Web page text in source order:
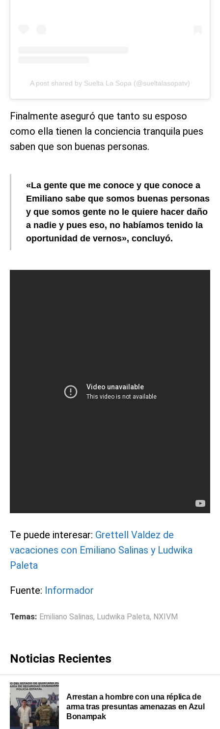
A post shared by Suelta La Sopa (@sueltalasopatv)
Finalmente aseguró que tanto su esposo
como ella tienen la conciencia tranquila pues
saben que son buenas personas.
«La gente que me conoce y que conoce a
Emiliano sabe que somos buenas personas
y que somos gente no le quiere hacer daño
a nadie y pues eso, no habíamos tenido la
oportunidad de vernos», concluyó.
Te puede interesar: Grettell Valdez de
vacaciones con Emiliano Salinas y Ludwika
Paleta
Fuente: Informador
Temas: Emiliano Salinas, Ludwika Paleta, NXIVM
Noticias Recientes
Arrestan a hombre con una réplica de
arma tras presuntas amenazas en Azul
Bonampak